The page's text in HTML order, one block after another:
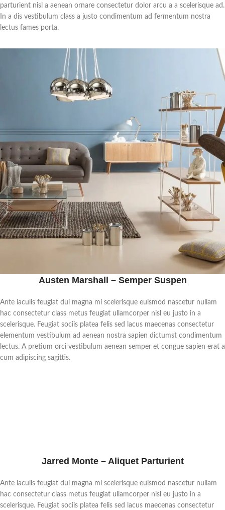
parturient nisl a aenean ornare consectetur dolor arcu a a scelerisque ad.
In a dis vestibulum class a justo condimentum ad fermentum nostra
lectus fames porta.
Austen Marshall – Semper Suspen
Ante iaculis feugiat dui magna mi scelerisque euismod nascetur nullam
hac consectetur class metus feugiat ullamcorper nisl eu justo in a
scelerisque. Feugiat sociis platea felis sed lacus maecenas consectetur
elementum vestibulum ad aenean nostra sapien dictumst condimentum
lectus. A pretium orci vestibulum aenean semper et congue sapien erat a
cum adipiscing sagittis.
Jarred Monte – Aliquet Parturient
Ante iaculis feugiat dui magna mi scelerisque euismod nascetur nullam
hac consectetur class metus feugiat ullamcorper nisl eu justo in a
scelerisque. Feugiat sociis platea felis sed lacus maecenas consectetur